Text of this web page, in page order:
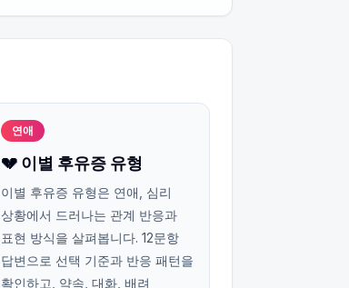
연애
💔 이별 후유증 유형
이별 후유증 유형은 연애, 심리
상황에서 드러나는 관계 반응과
표현 방식을 살펴봅니다. 12문항
답변으로 선택 기준과 반응 패턴을
확인하고, 약속, 대화, 배려